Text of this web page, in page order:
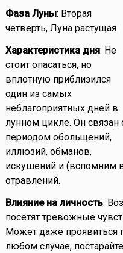
Фаза Луны: Вторая
четверть, Луна растущая
Характеристика дня: Не
стоит опасаться, но
вплотную приблизился
один из самых
неблагоприятных дней в
лунном цикле. Он связан
периодом обольщений,
иллюзий, обманов,
искушений и (вспомним
отравлений.
Влияние на личность:
посетят тревожные
Может даже
любом случае,